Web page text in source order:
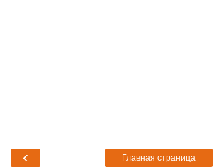
‹ Главная страница